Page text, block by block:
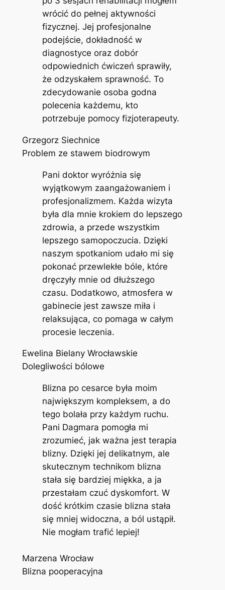
wrócić do pełnej aktywności
fizycznej. Jej profesjonalne
podejście, dokładność w
diagnostyce oraz dobór
odpowiednich ćwiczeń sprawiły,
że odzyskałem sprawność. To
zdecydowanie osoba godna
polecenia każdemu, kto
potrzebuje pomocy fizjoterapeuty.
Grzegorz Siechnice
Problem ze stawem biodrowym
Pani doktor wyróżnia się
wyjątkowym zaangażowaniem i
profesjonalizmem. Każda wizyta
była dla mnie krokiem do lepszego
zdrowia, a przede wszystkim
lepszego samopoczucia. Dzięki
naszym spotkaniom udało mi się
pokonać przewlekłe bóle, które
dręczyły mnie od dłuższego
czasu. Dodatkowo, atmosfera w
gabinecie jest zawsze miła i
relaksująca, co pomaga w całym
procesie leczenia.
Ewelina Bielany Wrocławskie
Dolegliwości bólowe
Blizna po cesarce była moim
największym kompleksem, a do
tego bolała przy każdym ruchu.
Pani Dagmara pomogła mi
zrozumieć, jak ważna jest terapia
blizny. Dzięki jej delikatnym, ale
skutecznym technikom blizna
stała się bardziej miękka, a ja
przestałam czuć dyskomfort. W
dość krótkim czasie blizna stała
się mniej widoczna, a ból ustąpił.
Nie mogłam trafić lepiej!
Marzena Wrocław
Blizna pooperacyjna